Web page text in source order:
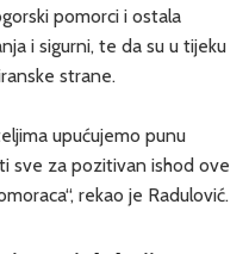
pomorci i ostala
i sigurni, te da su u tijeku
strane.
upućujemo punu
sve za pozitivan ishod ove
rekao je Radulović.